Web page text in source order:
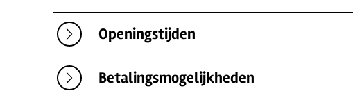
Openingstijden
Betalingsmogelijkheden